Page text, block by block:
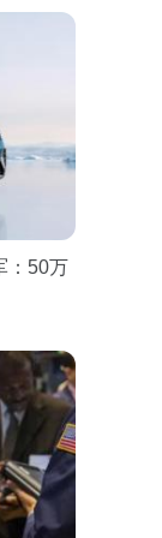
：50万